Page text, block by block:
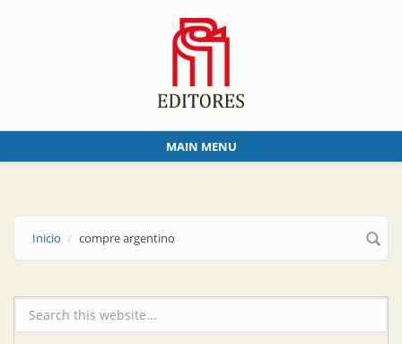
MAIN MENU
Inicio compre argentino
Formulario de búsqueda